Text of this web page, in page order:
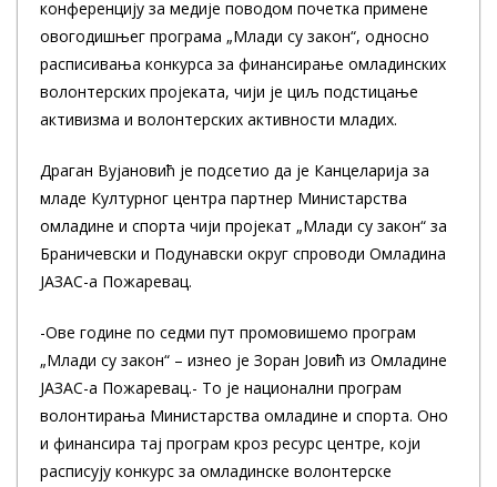
конференцију за медије поводом почетка примене
овогодишњег програма „Млади су закон“, односно
расписивања конкурса за финансирање омладинских
волонтерских пројеката, чији је циљ подстицање
активизма и волонтерских активности младих.
Драган Вујановић је подсетио да је Канцеларија за
младе Културног центра партнер Министарства
омладине и спорта чији пројекат „Млади су закон“ за
Браничевски и Подунавски округ спроводи Омладина
ЈАЗАС-а Пожаревац.
-Ове године по седми пут промовишемо програм
„Млади су закон“ – изнео је Зоран Јовић из Омладине
ЈАЗАС-а Пожаревац.- То је национални програм
волонтирања Министарства омладине и спорта. Оно
и финансира тај програм кроз ресурс центре, који
расписују конкурс за омладинске волонтерске